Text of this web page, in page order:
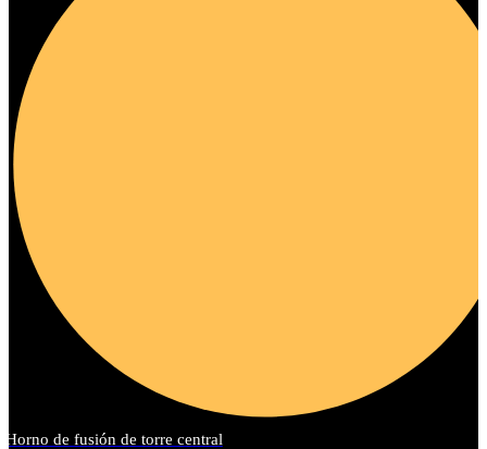
Horno de fusión de torre central